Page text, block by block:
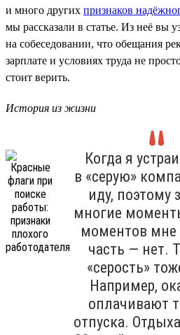
и много других признаков
мы рассказали в статье. Из неё вы
на собеседовании, что обещания
зарплате и условиях труда не
стоит верить.
История из жизни
Когда я
в «серую»
иду, поэтому
многие
моментов мне
часть — нет.
«серость»
Например,
оплачивают
отпуска.